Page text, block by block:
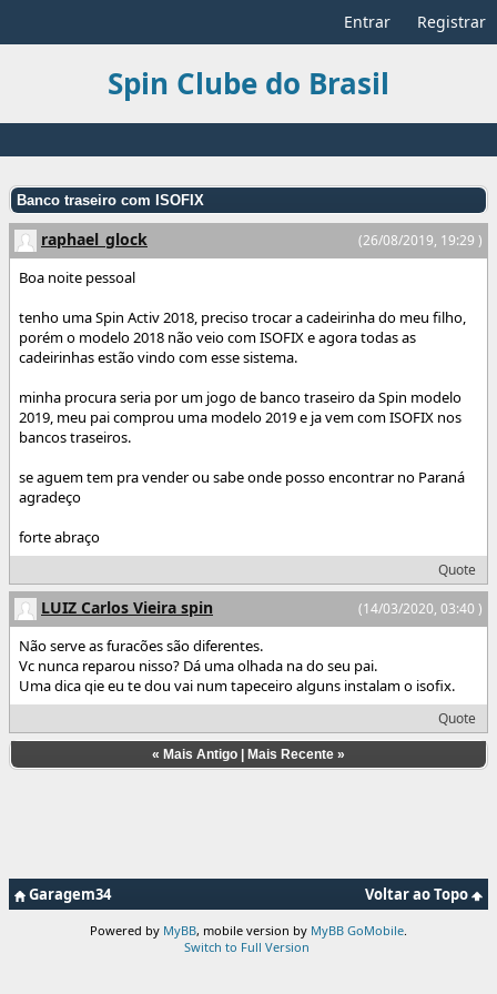
Entrar Registrar
Spin Clube do Brasil
Banco traseiro com ISOFIX
(26/08/2019, 19:29 )
raphael_glock
Boa noite pessoal
tenho uma Spin Activ 2018, preciso trocar a cadeirinha do meu filho,
porém o modelo 2018 não veio com ISOFIX e agora todas as
cadeirinhas estão vindo com esse sistema.
minha procura seria por um jogo de banco traseiro da Spin modelo
2019, meu pai comprou uma modelo 2019 e ja vem com ISOFIX nos
bancos traseiros.
se aguem tem pra vender ou sabe onde posso encontrar no Paraná
agradeço
forte abraço
Quote
(14/03/2020, 03:40 )
LUIZ Carlos Vieira spin
Não serve as furacões são diferentes.
Vc nunca reparou nisso? Dá uma olhada na do seu pai.
Uma dica qie eu te dou vai num tapeceiro alguns instalam o isofix.
Quote
« Mais Antigo Mais Recente »
Voltar ao Topo
Garagem34
Powered by MyBB, mobile version by MyBB GoMobile.
Switch to Full Version